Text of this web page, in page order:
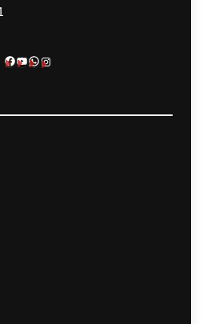
ദാസ്‌
Facebook
YouTube
WhatsApp
Instagram